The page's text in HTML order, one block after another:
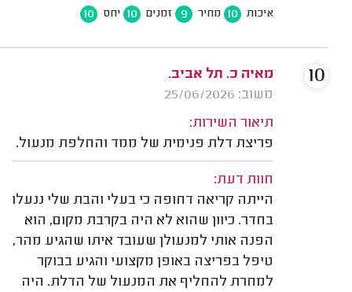
איכות 10 מחיר 9 זמנים 10 יחס 10
מאיה כ. תל אביב.
משוב: 25/06/2026
תיאור השירות:
פריצת דלת פנימית של ממד והחלפת מנעול.
חוות דעת:
הייתה קריאה דחופה כי בעלי והבת שלי ננעלו
בחדר. כיוון שהוא לא היה בקרבת מקום, הוא
הפנה אותי למנעולן שעובד איתו שהגיע מהר,
טיפל בפריצה באופן מקצועי והגיע בבוקר
למחרת להחליף את המנעול של הדלת. היה
10